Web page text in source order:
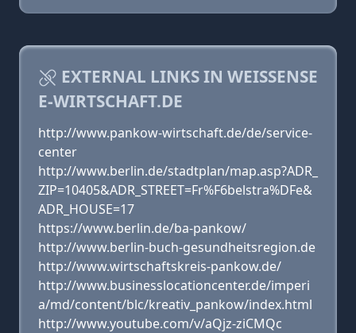
EXTERNAL LINKS IN WEISSENSE
E-WIRTSCHAFT.DE
http://www.pankow-wirtschaft.de/de/service-
center
http://www.berlin.de/stadtplan/map.asp?ADR_
ZIP=10405&ADR_STREET=Fr%F6belstra%DFe&
ADR_HOUSE=17
https://www.berlin.de/ba-pankow/
http://www.berlin-buch-gesundheitsregion.de
http://www.wirtschaftskreis-pankow.de/
http://www.businesslocationcenter.de/imperi
a/md/content/blc/kreativ_pankow/index.html
http://www.youtube.com/v/aQjz-ziCMQc